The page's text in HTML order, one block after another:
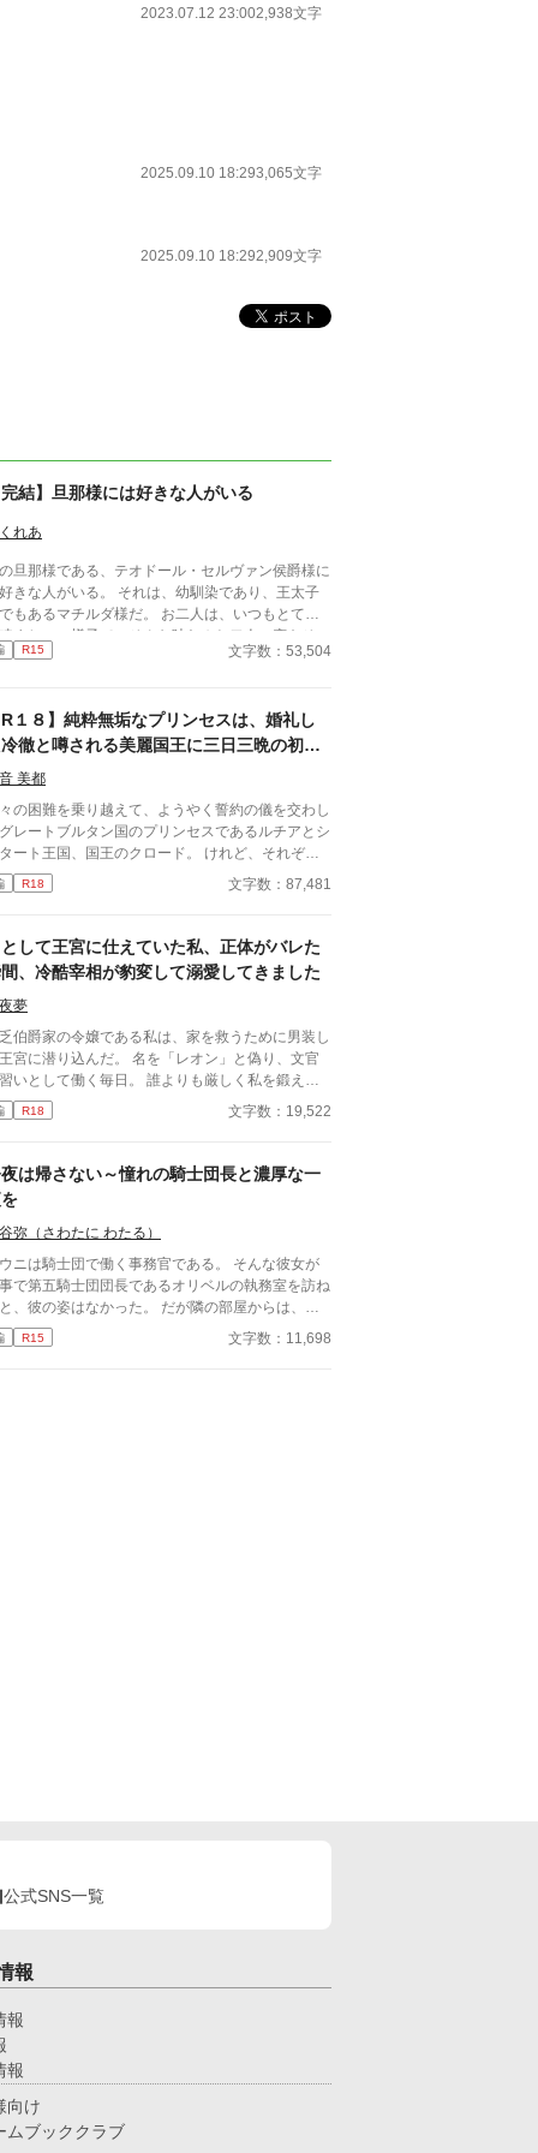
2023.07.12 23:002,938文字
2025.09.10 18:293,065文字
2025.09.10 18:292,909文字
結】旦那様には好きな人がいる
れあ
旦那様である、テオドール・セルヴァン侯爵様に
きな人がいる。 それは、幼馴染であり、王太子
もあるマチルダ様だ。 お二人は、いつもとても
まじいご様子で、そんな叶わぬお二人の恋をそっ
るのが私の日常だった。 そんなある日、夜会
た。
R15 文字数：53,504
１８】純粋無垢なプリンセスは、婚礼し
徹と噂される美麗国王に三日三晩の初夜
かされるほど溺愛される
美都
の困難を乗り越えて、ようやく誓約の儀を交わし
レートブルタン国のプリンセスであるルチアとシ
ト王国、国王のクロード。 けれど、それぞれ
務に追われ、誓約の儀から二ヶ月経っても夫婦の
過ごせずにいた。 そんなある日、ルチアの元
三晩の甘い蕩かされるような初夜を過ごしなが
クロードの過去を知ることになる。 ２人の出会
いた作品はこちら 「純粋無垢なプリンセスを
から助け出したのは、冷徹と噂される美麗国王で
」https://www.alphapolis.co.jp/novel/702276663/
人の誓約の儀を描いた作品はこちら
粋無垢なプリンセスは、冷徹と噂される美麗国王
約の儀を結ぶ」 https://www.alphapolis.co.jp/nov
183445041
R18 文字数：87,481
して王宮に仕えていた私、正体がバレた
、冷酷宰相が豹変して溺愛してきました
夢
伯爵家の令嬢である私は、家を救うために男装し
宮に潜り込んだ。 名を「レオン」と偽り、文官
いとして働く毎日。 誰よりも厳しく私を鍛えた
、氷の宰相と呼ばれる男――ジークフリード。
日、ひょんなことから女であることがバレてしま
していた。君が女じゃないと、
に言い聞かせてきた」 「……もう限界だ」 私は
なかった。 宰相は、私の正体を“最初から”見抜い
て―― ずっと、ずっと、私を手に入れる機会を
ていたことを。
R18 文字数：19,522
は帰さない～憧れの騎士団長と濃厚な一
弥（さわたに わたる）
ニは騎士団で働く事務官である。 そんな彼女が
で第五騎士団団長であるオリベルの執務室を訪ね
、彼の姿はなかった。 だが隣の部屋からは、彼
しそうに呻いている声が聞こえてきた。 そんな
助けようと隣室へと続く扉を開けたラウニが目に
R15 文字数：11,698
公式SNS一覧
報
報
報
向け
ムブッククラブ